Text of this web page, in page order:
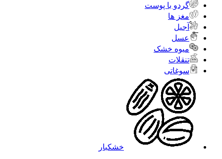
گردو با پوست
مغز ها
آجیل
عسل
میوه خشک
تنقلات
سوغاتی
خشکبار